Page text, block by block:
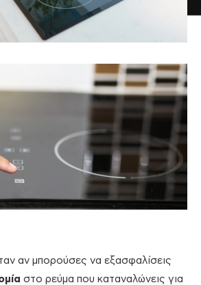
αν μπορούσες να εξασφαλίσεις
στο ρεύμα που καταναλώνεις για